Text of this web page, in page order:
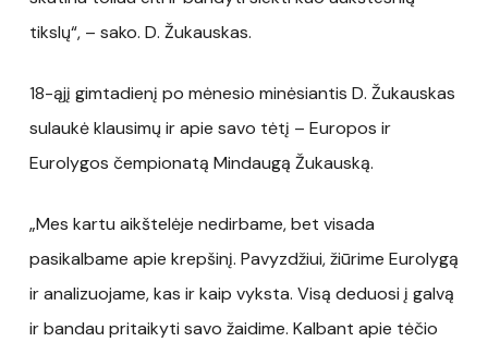
tikslų“, – sako. D. Žukauskas.
18-ąjį gimtadienį po mėnesio minėsiantis D. Žukauskas
sulaukė klausimų ir apie savo tėtį – Europos ir
Eurolygos čempionatą Mindaugą Žukauską.
„Mes kartu aikštelėje nedirbame, bet visada
pasikalbame apie krepšinį. Pavyzdžiui, žiūrime Eurolygą
ir analizuojame, kas ir kaip vyksta. Visą deduosi į galvą
ir bandau pritaikyti savo žaidime. Kalbant apie tėčio